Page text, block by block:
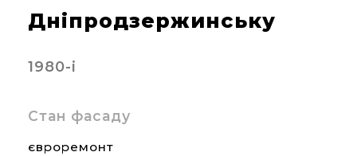
Дніпродзержинську
1980-і
Стан фасаду
євроремонт